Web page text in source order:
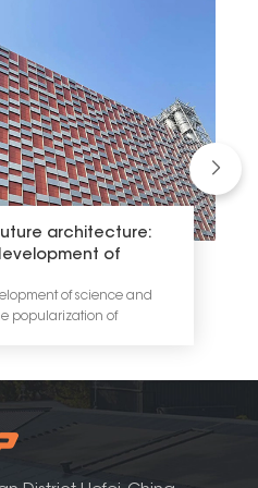
zapewniamy
klientom
projektowanie i
konfigurację
kompleksowych
rozwiązań
fotowoltaicznych,
architecture:
of
of science and
popularization of
revolution. With its
technology is rapidly
trend leading this
changes our traditional
but also creates